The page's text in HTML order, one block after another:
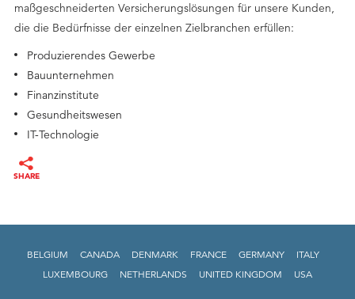
maßgeschneiderten Versicherungslösungen für unsere Kunden,
die die Bedürfnisse der einzelnen Zielbranchen erfüllen:
Produzierendes Gewerbe
Bauunternehmen
Finanzinstitute
Gesundheitswesen
IT-Technologie
BELGIUM CANADA DENMARK FRANCE GERMANY
ITALY
LUXEMBOURG
NETHERLANDS UNITED KINGDOM USA